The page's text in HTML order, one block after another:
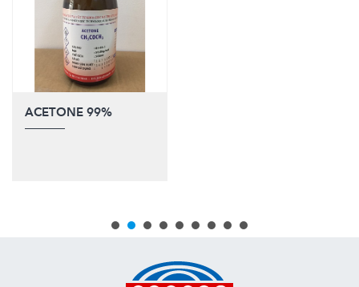
ACETONE 99%